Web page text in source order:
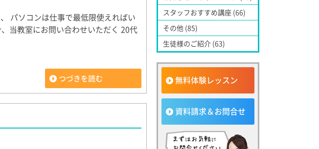
パソコンは仕事で最低限使えればい
当教室にお問い合わせいただく 20代
つづきを読む
スタッフおすすめ講座 (66)
その他 (85)
生徒様のご紹介 (63)
無料体験レッスン
資料請求＆お問合せ